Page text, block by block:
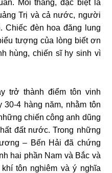
Mỗi tháng, đặc biệt là
Trị và cả nước, người
Chiếc đèn hoa đăng lung
tượng của lòng biết ơn
hùng, chiến sĩ hy sinh vì
trở thành điểm tôn vinh
4 hàng năm, nhằm tôn
chiến công anh dũng
đất nước. Trong những
– Bến Hải đã chứng
hai phần Nam và Bắc và
tôn nghiêm và ý nghĩa